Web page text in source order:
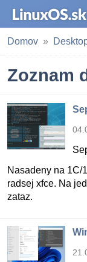
Domov
Zoznam
Nasadeny na 1C/
radsej xfce. Na
zataz.